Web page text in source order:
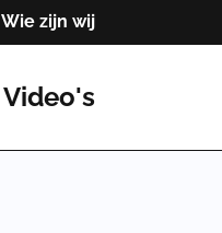
Wie zijn wij
Video's